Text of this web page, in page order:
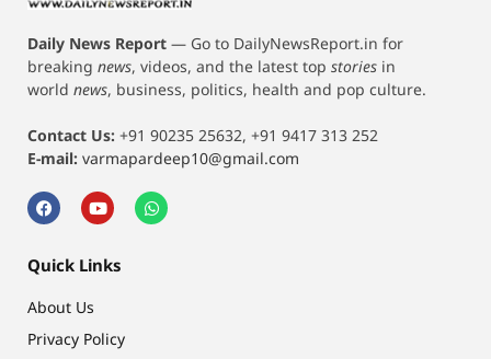
Daily News Report — Go to DailyNewsReport.in for
breaking news, videos, and the latest top stories in
world news, business, politics, health and pop culture.
Contact Us: +91 90235 25632, +91 9417 313 252
E-mail: varmapardeep10@gmail.com
Quick Links
About Us
Privacy Policy